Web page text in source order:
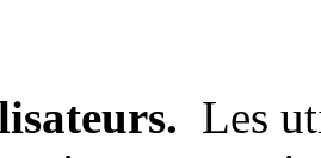
Les